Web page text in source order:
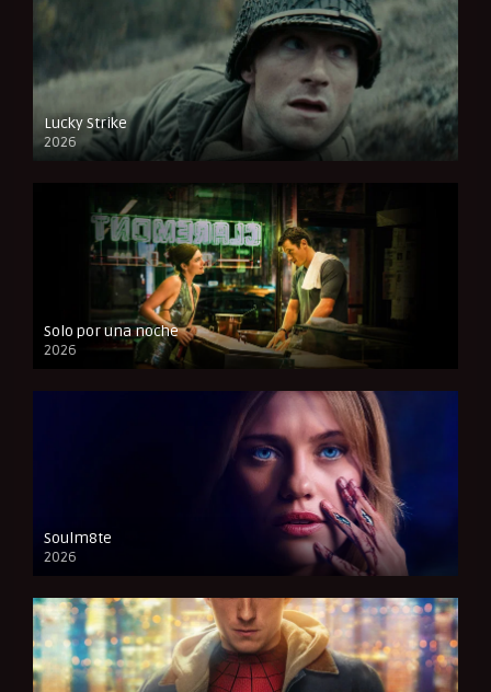
Lucky Strike
2026
FULL HD
Solo por una noche
2026
CAM
Soulm8te
2026
FULL HD